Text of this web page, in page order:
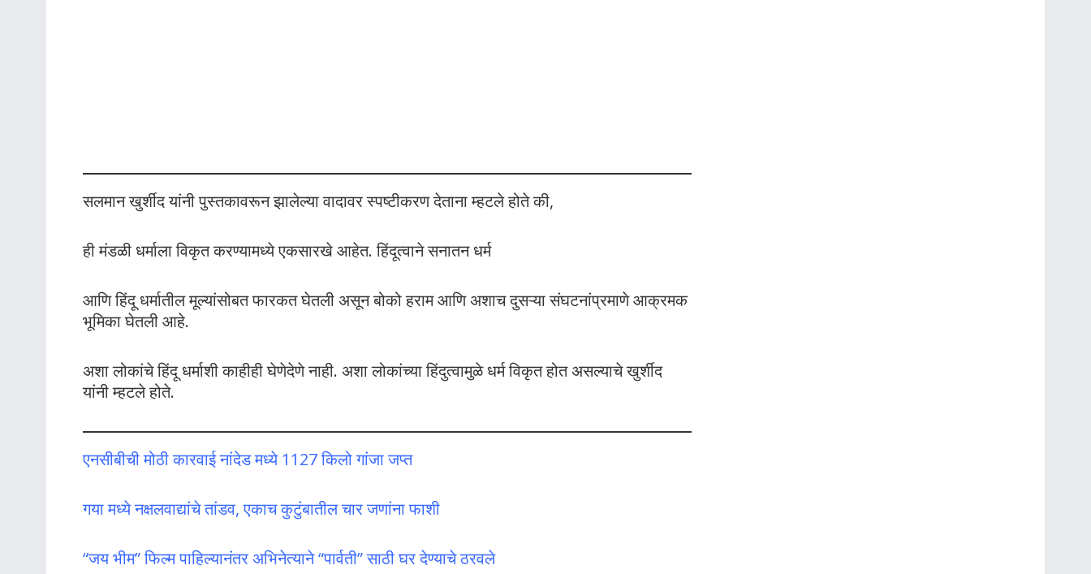
सलमान खुर्शीद यांनी पुस्तकावरून झालेल्या वादावर स्पष्टीकरण देताना म्हटले होते की,
ही मंडळी धर्माला विकृत करण्यामध्ये एकसारखे आहेत. हिंदूत्वाने सनातन धर्म
आणि हिंदू धर्मातील मूल्यांसोबत फारकत घेतली असून बोको हराम आणि अशाच दुसऱ्या संघटनांप्रमाणे आक्रमक
भूमिका घेतली आहे.
अशा लोकांचे हिंदू धर्माशी काहीही घेणेदेणे नाही. अशा लोकांच्या हिंदुत्वामुळे धर्म विकृत होत असल्याचे खुर्शीद
यांनी म्हटले होते.
एनसीबीची मोठी कारवाई नांदेड मध्ये 1127 किलो गांजा जप्त
गया मध्ये नक्षलवाद्यांचे तांडव, एकाच कुटुंबातील चार जणांना फाशी
“जय भीम” फिल्म पाहिल्यानंतर अभिनेत्याने “पार्वती” साठी घर देण्याचे ठरवले